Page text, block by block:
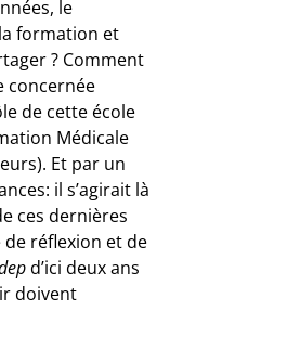
le
formation et
? Comment
concernée
de cette école
Médicale
Et par un
il s’agirait là
ces dernières
de réflexion et de
d’ici deux ans
doivent